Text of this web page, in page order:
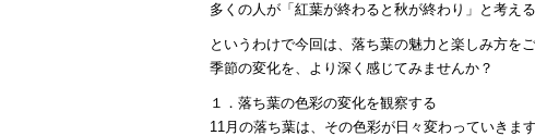
多くの人が「紅葉が終わると秋が終わり」と考え
というわけで今回は、落ち葉の魅力と楽しみ方をご
季節の変化を、より深く感じてみませんか？
１．落ち葉の色彩の変化を観察する
11月の落ち葉は、その色彩が日々変わっていきま